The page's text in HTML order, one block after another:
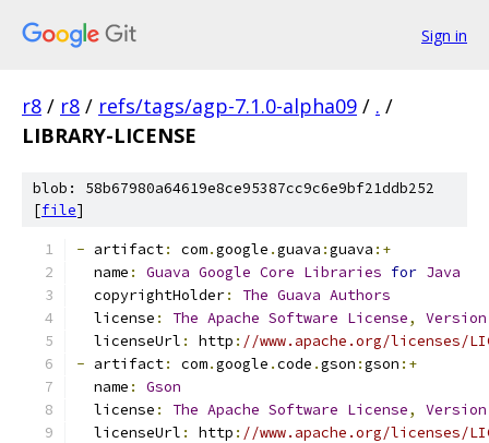
Sign in
r8 / r8 / refs/tags/agp-7.1.0-alpha09 / . /
LIBRARY-LICENSE
blob: 58b67980a64619e8ce95387cc9c6e9bf21ddb252
[file]
- artifact: com.google .guava :guava :+
  name
: Guava Google Core Libraries for Java
  copyrightHolder
: The Guava Authors
  license
: The Apache Software License,
Version
  licenseUrl
: http : //www.apache.org/licenses/
- artifact: com.google .code .gson :gson :+
  name
:
Gson
  license
: The Apache Software License,
Version
  licenseUrl
: http : //www.apache.org/licenses/